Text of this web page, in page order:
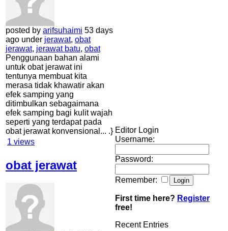
posted by arifsuhaimi 53 days
ago under jerawat, obat
jerawat, jerawat batu, obat
Penggunaan bahan alami
untuk obat jerawat ini
tentunya membuat kita
merasa tidak khawatir akan
efek samping yang
ditimbulkan sebagaimana
efek samping bagi kulit wajah
seperti yang terdapat pada
obat jerawat konvensional... .}
1 views
obat jerawat
Editor Login
Username:
Password:
Remember:
First time here? Register
free!
Recent Entries